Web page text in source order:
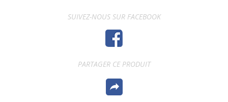
SUIVEZ-NOUS SUR FACEBOOK
PARTAGER CE PRODUIT